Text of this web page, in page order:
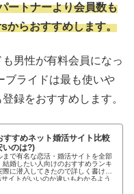
ートナーより会員数も
からおすすめします。
男性が有料会員になっ
ブライドは最も使いや
録をおすすめします。
すすめネット婚活サイト比較
いのは?)
まで有名な恋活・婚活サイトを全部
結婚したい人向けのおすすめランキ
に潜入してきたので詳しく書けま